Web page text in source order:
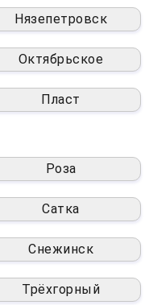
Нязепетровск
Октябрьское
Пласт
Роза
Сатка
Снежинск
Трёхгорный